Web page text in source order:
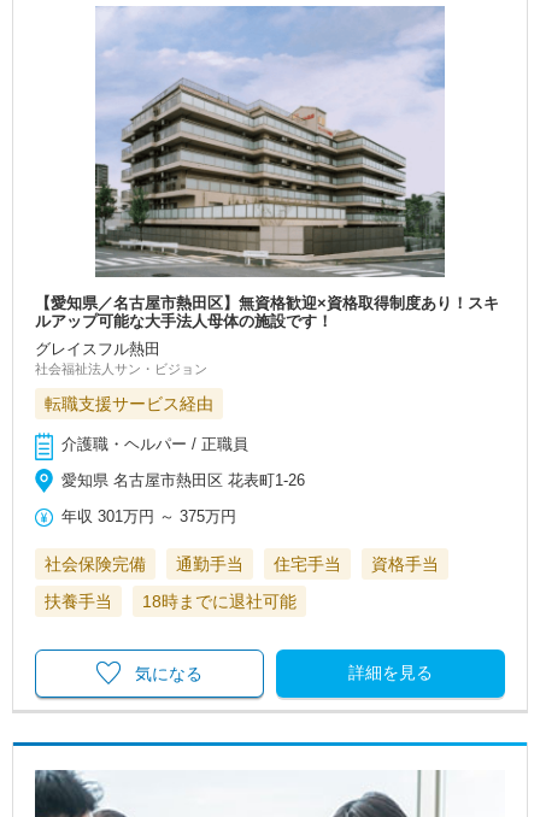
【愛知県／名古屋市熱田区】無資格歓迎×資格取得制度あり！スキ
ルアップ可能な大手法人母体の施設です！
グレイスフル熱田
社会福祉法人サン・ビジョン
転職支援サービス経由
介護職・ヘルパー / 正職員
愛知県 名古屋市熱田区 花表町1-26
年収 301万円 ～375万円
社会保険完備 通勤手当 住宅手当
資格手当
扶養手当
18時までに退社可能
詳細を見る
気になる